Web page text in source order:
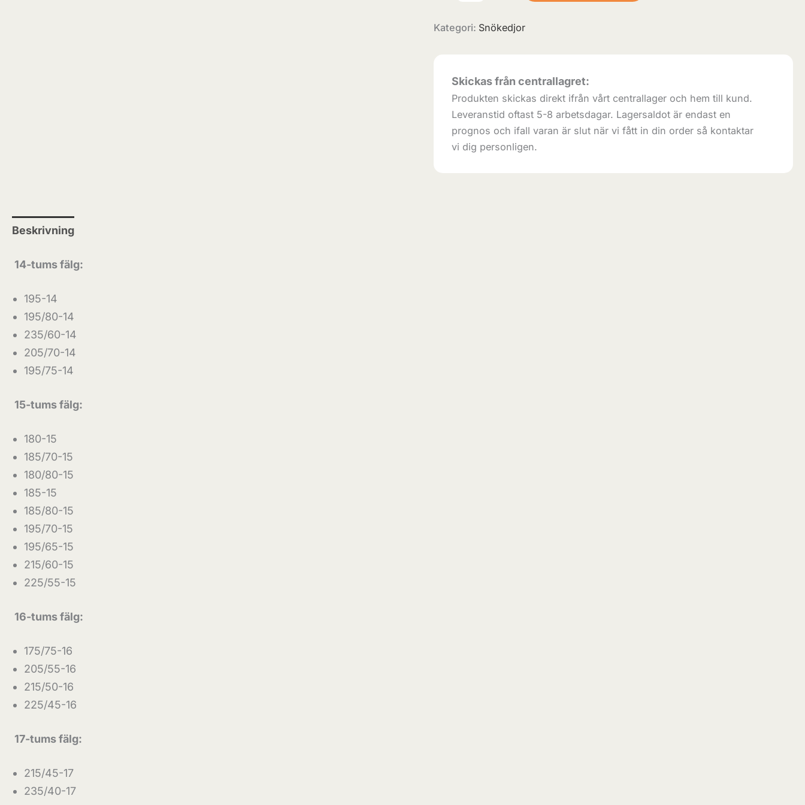
Kategori: Snökedjor
Skickas från centrallagret:
Produkten skickas direkt ifrån vårt centrallager och hem till kund.
Leveranstid oftast 5-8 arbetsdagar. Lagersaldot är endast en
prognos och ifall varan är slut när vi fått in din order så kontaktar
vi dig personligen.
Beskrivning
14-tums fälg:
195-14
195/80-14
235/60-14
205/70-14
195/75-14
15-tums fälg:
180-15
185/70-15
180/80-15
185-15
185/80-15
195/70-15
195/65-15
215/60-15
225/55-15
16-tums fälg:
175/75-16
205/55-16
215/50-16
225/45-16
17-tums fälg:
215/45-17
235/40-17